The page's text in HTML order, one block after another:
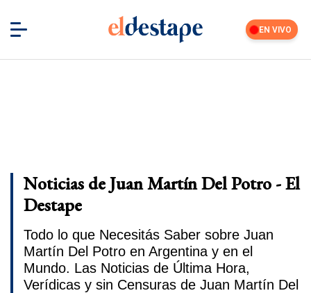
EN VIVO
Noticias de Juan Martín Del Potro - El
Destape
Todo lo que Necesitás Saber sobre Juan
Martín Del Potro en Argentina y en el
Mundo. Las Noticias de Última Hora,
Verídicas y sin Censuras de Juan Martín Del